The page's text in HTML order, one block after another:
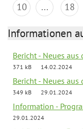
10
... 18
Informationen
Bericht - Neues
371 kB
14.02.2024
Bericht - Neues
349 kB
29.01.2024
Information -
29.01.2024